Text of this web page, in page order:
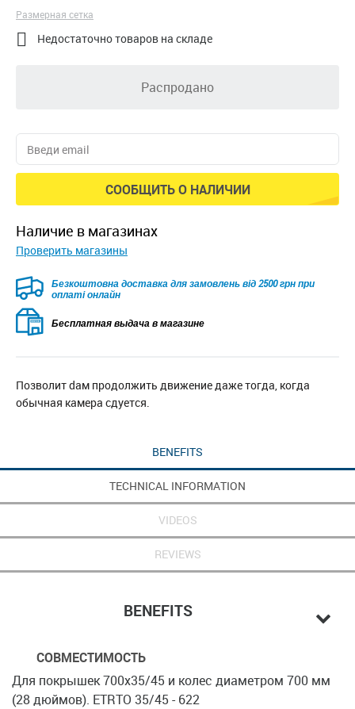
Размерная сетка
 Недостаточно товаров на складе
Распродано
СООБЩИТЬ О НАЛИЧИИ
наличие в магазинах
Проверить магазины
Безкоштовна доставка для замовлень від 2500 грн при
оплаті онлайн
Бесплатная выдача в магазине
Позволит dам продолжить движение даже тогда, когда
обычная камера сдуется.
BENEFITS
TECHNICAL INFORMATION
VIDEOS
REVIEWS
BENEFITS
СОВМЕСТИМОСТЬ
Для покрышек 700x35/45 и колес диаметром 700 мм
(28 дюймов). ETRTO 35/45 - 622